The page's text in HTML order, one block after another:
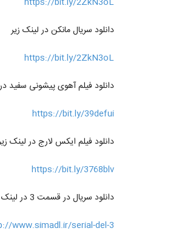
دانلود سریال مانکن در لینک زیر
https://bit.ly/2ZkN3oL
دانلود فیلم آهوی پیشونی سفید
https://bit.ly/39defui
دانلود فیلم ایکس لارج در لینک
https://bit.ly/3768blv
دانلود سریال در قسمت 3 در لینک زیر
www.simadl.ir/serial-del-3/